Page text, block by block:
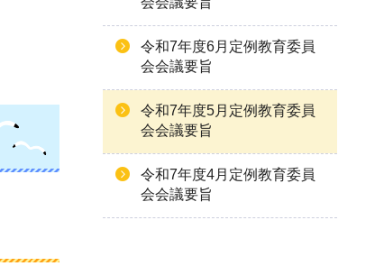
令和7年度6月定例教育委員
会会議要旨
令和7年度5月定例教育委員
会会議要旨
令和7年度4月定例教育委員
会会議要旨